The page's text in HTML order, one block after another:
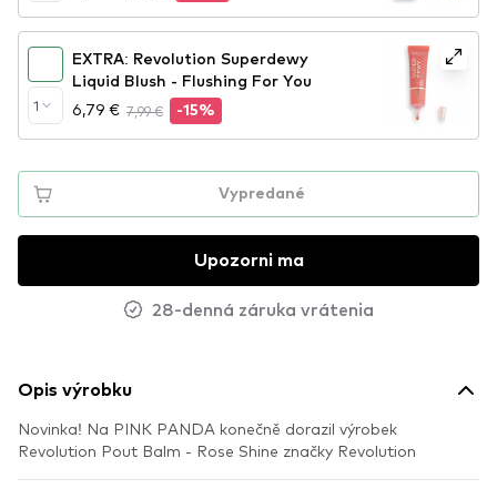
1
EXTRA: Revolution Superdewy
Liquid Blush - Flushing For You
6,79 € 7,99 € -15%
Vypredané
Upozorni ma
28-denná záruka vrátenia
Opis výrobku
Novinka! Na PINK PANDA konečně dorazil výrobek
Revolution Pout Balm - Rose Shine značky Revolution